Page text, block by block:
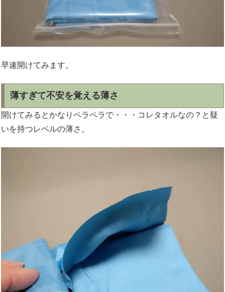
早速開けてみます。
薄すぎて不安を覚える薄さ
開けてみるとかなりペラペラで・・・コレタオルなの？と疑
いを持つレベルの薄さ。